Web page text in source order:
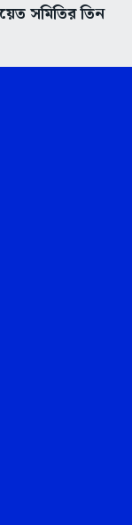
সমিতির তিন